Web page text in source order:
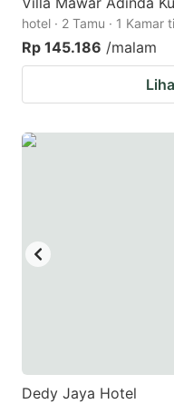
hotel · 2 Tamu · 1 Kamar
Rp 145.186 /malam
Dedy Jaya Hotel